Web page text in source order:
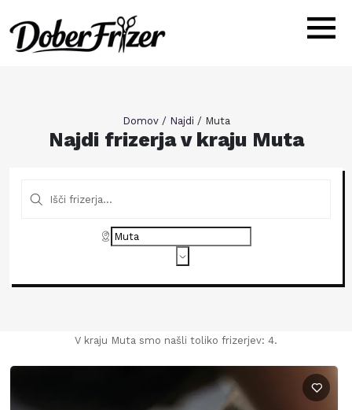
Domov/ Najdi / Muta
Najdi frizerja v kraju Muta
V kraju Muta smo našli toliko frizerjev: 4.